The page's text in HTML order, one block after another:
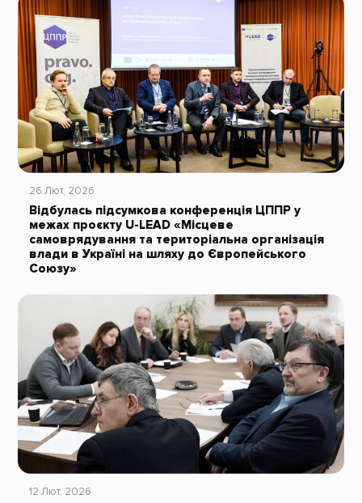
26 Лют, 2026
Відбулась підсумкова конференція ЦППР у
межах проєкту U-LEAD «Місцеве
самоврядування та територіальна організація
влади в Україні на шляху до Європейського
Союзу»
12 Лют, 2026